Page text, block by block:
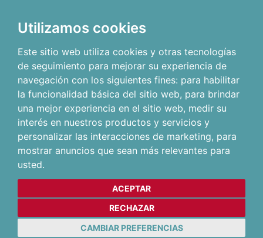
Utilizamos cookies
Este sitio web utiliza cookies y otras tecnologías
de seguimiento para mejorar su experiencia de
navegación con los siguientes fines: para habilitar
la funcionalidad básica del sitio web, para brindar
una mejor experiencia en el sitio web, medir su
interés en nuestros productos y servicios y
personalizar las interacciones de marketing, para
mostrar anuncios que sean más relevantes para
usted.
ACEPTAR
RECHAZAR
CAMBIAR PREFERENCIAS